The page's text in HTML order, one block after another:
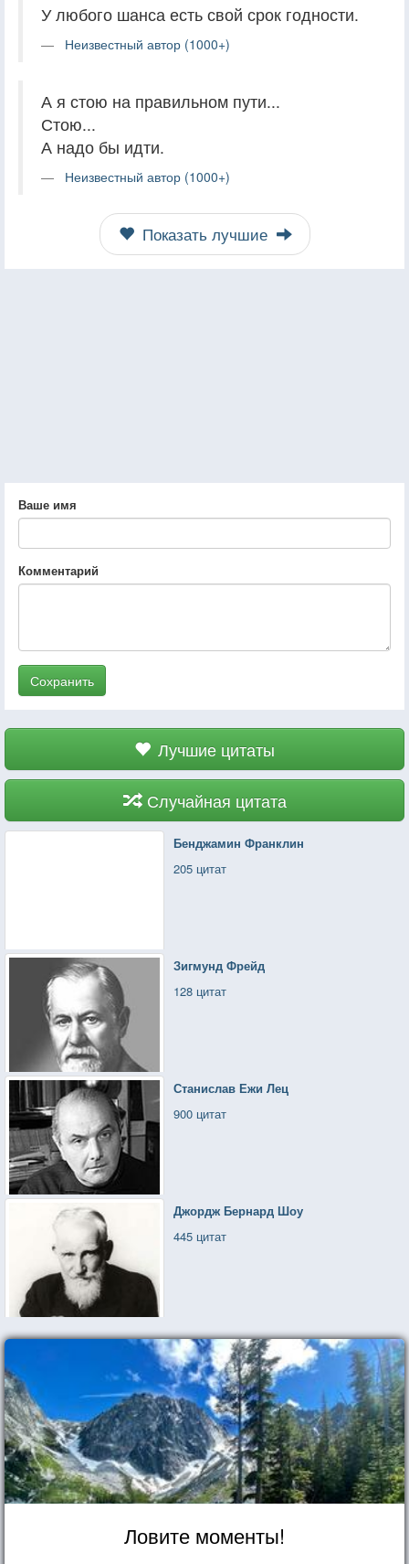
У любого шанса есть свой срок годности.
Неизвестный автор (1000+)
А я стою на правильном пути...
Стою...
А надо бы идти.
Неизвестный автор (1000+)
Показать лучшие
Ваше имя
Комментарий
Сохранить
Лучшие цитаты
Случайная цитата
Бенджамин Франклин
205 цитат
Зигмунд Фрейд
128 цитат
Станислав Ежи Лец
900 цитат
Джордж Бернард Шоу
445 цитат
Ловите моменты!